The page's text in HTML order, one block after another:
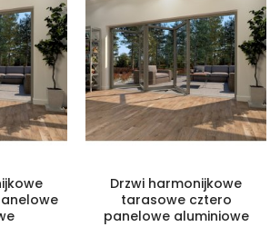
Drzwi harmonijkowe
tarasowe cztero
panelowe aluminiowe